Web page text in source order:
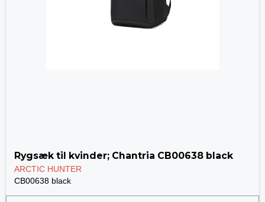
Rygsæk til kvinder; Chantria CB00638 black
ARCTIC HUNTER
CB00638 black